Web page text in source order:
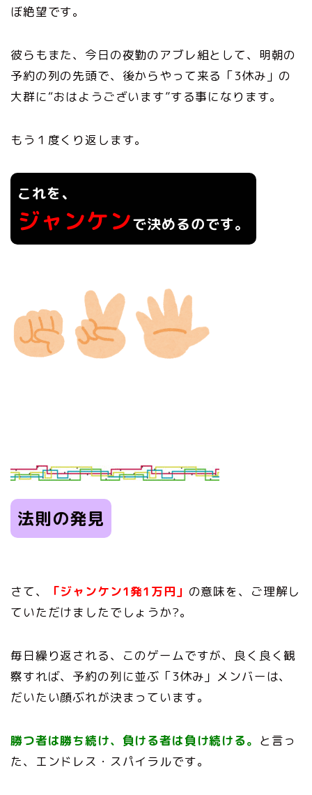
ぼ絶望です。
彼らもまた、今日の夜勤のアブレ組として、明朝の
予約の列の先頭で、後からやって来る「3休み」の
大群に“おはようございます”する事になります。
もう１度くり返します。
これを 、
ジャンケンで決めるのです。
法則の発見
さて、 「ジャンケン1発1万円」 の意味を、ご理解し
ていただけましたでしょうか?。
毎日繰り返される、このゲームですが、良く良く観
察すれば、予約の列に並ぶ「3休み」メンバーは、
だいたい顔ぶれが決まっています。
勝つ者は勝ち続け、負ける者は負け続ける。 と言っ
た、エンドレス・スパイラルです。